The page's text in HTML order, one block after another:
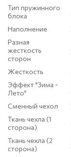
Тип пружинного
блока
Наполнение
Разная
жесткость
сторон
Жесткость
Эффект "Зима -
Лето"
Сменный чехол
Ткань чехла (1
сторона)
Ткань чехла (2
сторона)